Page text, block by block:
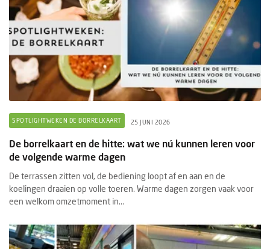
SPOTLIGHTWEKEN DE BORRELKAART 25 JUNI 2026
De borrelkaart en de hitte: wat we nú kunnen leren voor
de volgende warme dagen
De terrassen zitten vol, de bediening loopt af en aan en de
koelingen draaien op volle toeren. Warme dagen zorgen vaak voor
een welkom omzetmoment in...